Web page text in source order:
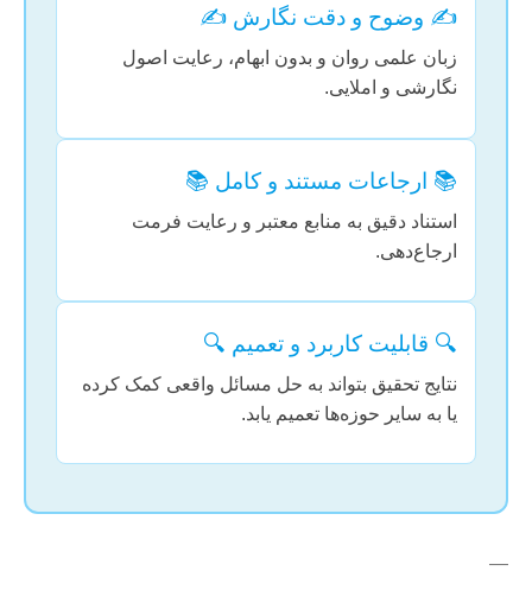
✍️ وضوح و دقت نگارش ✍️
زبان علمی روان و بدون ابهام، رعایت اصول
نگارشی و املایی.
📚 ارجاعات مستند و کامل 📚
استناد دقیق به منابع معتبر و رعایت فرمت
ارجاع‌دهی.
🔍 قابلیت کاربرد و تعمیم 🔍
نتایج تحقیق بتواند به حل مسائل واقعی کمک کرده
یا به سایر حوزه‌ها تعمیم یابد.
—